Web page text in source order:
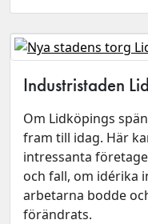
Industristaden
Om Lidköpings
fram till idag. Här
intressanta
och fall, om idérika
arbetarna bodde
förändrats.